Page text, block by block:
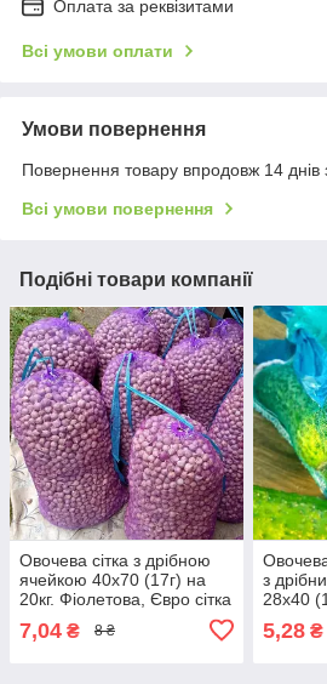
Оплата за реквізитами
Всі умови оплати
Умови повернення
Повернення товару впродовж 14 днів
Всі умови повернення
Подібні товари компанії
Овочева сітка з дрібною
ячейкою 40х70 (17г) на
20кг. Фіолетова, Євро сітка
овочева для часнику, для
цибулі
7,04 ₴ 8 ₴
з
28х40
5,28₴